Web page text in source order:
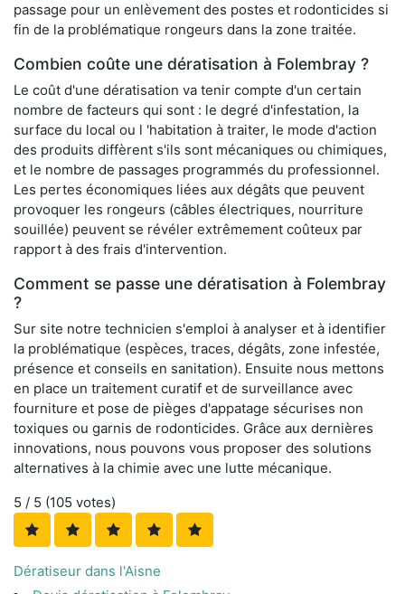
passage pour un enlèvement des postes et rodonticides si
fin de la problématique rongeurs dans la zone traitée.
Combien coûte une dératisation à Folembray ?
Le coût d'une dératisation va tenir compte d'un certain
nombre de facteurs qui sont : le degré d'infestation, la
surface du local ou l 'habitation à traiter, le mode d'action
des produits diffèrent s'ils sont mécaniques ou chimiques,
et le nombre de passages programmés du professionnel.
Les pertes économiques liées aux dégâts que peuvent
provoquer les rongeurs (câbles électriques, nourriture
souillée) peuvent se révéler extrêmement coûteux par
rapport à des frais d'intervention.
Comment se passe une dératisation à Folembray
?
Sur site notre technicien s'emploi à analyser et à identifier
la problématique (espèces, traces, dégâts, zone infestée,
présence et conseils en sanitation). Ensuite nous mettons
en place un traitement curatif et de surveillance avec
fourniture et pose de pièges d'appatage sécurises non
toxiques ou garnis de rodonticides. Grâce aux dernières
innovations, nous pouvons vous proposer des solutions
alternatives à la chimie avec une lutte mécanique.
5 / 5 (105 votes)
Dératiseur dans l'Aisne